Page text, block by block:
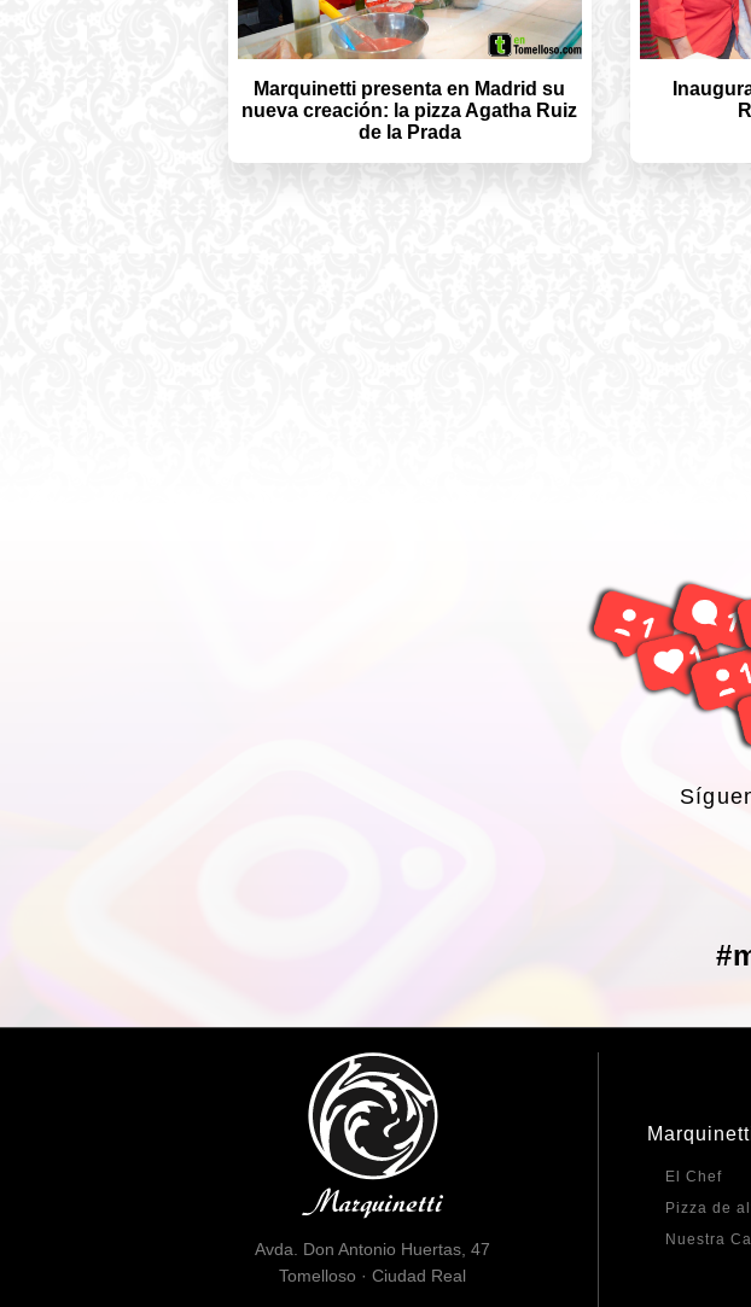
Marquinetti presenta en Madrid su
nueva creación: la pizza Agatha Ruiz
de la Prada
Avda. Don Antonio Huertas, 47
Tomelloso · Ciudad Real
El Chef
Pizza de
Nuestra